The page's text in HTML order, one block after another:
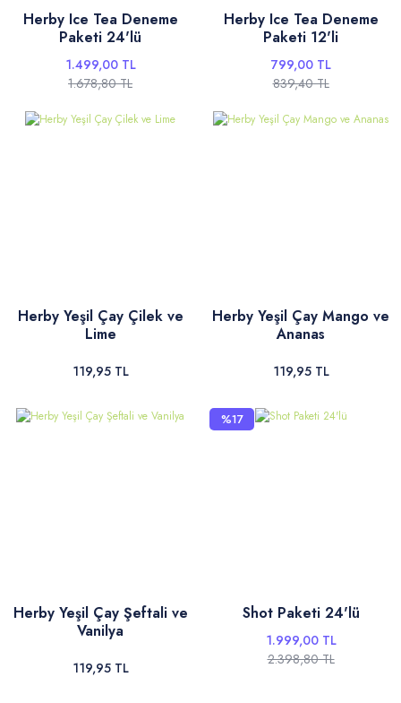
Herby Ice Tea Deneme
Paketi 24'lü
1.499,00 TL
1.678,80 TL
Herby Ice Tea Deneme
Paketi 12'li
799,00 TL
839,40 TL
Herby Yeşil Çay Çilek ve
Lime
119,95 TL
Herby Yeşil Çay Mango ve
Ananas
119,95 TL
Herby Yeşil Çay Şeftali ve
Vanilya
119,95 TL
%17
Shot Paketi 24'lü
1.999,00 TL
2.398,80 TL